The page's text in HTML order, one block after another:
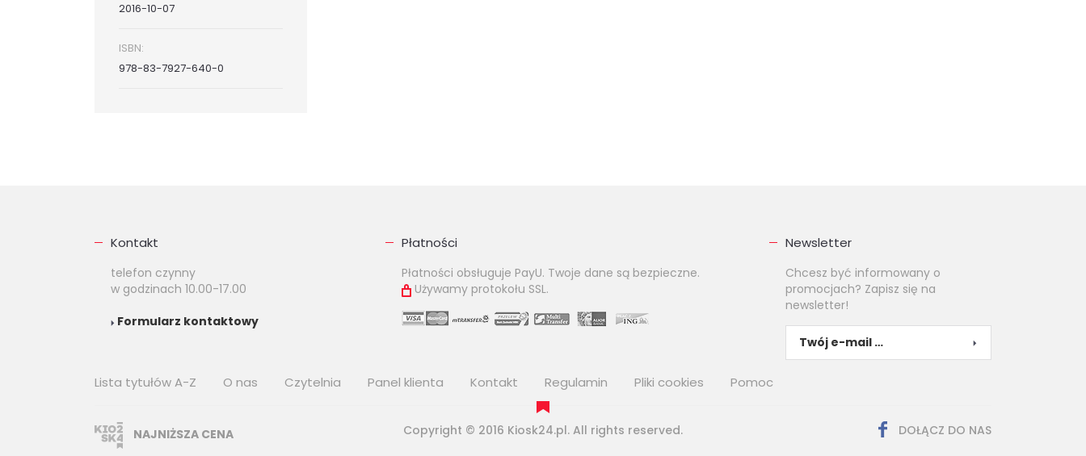
2016-10-07
ISBN:
978-83-7927-640-0
Kontakt
telefon czynny
w godzinach 10.00-17.00
Formularz kontaktowy
Płatności
Płatności obsługuje PayU. Twoje dane są bezpieczne.
Używamy protokołu SSL.
Newsletter
Chcesz być informowany o
promocjach? Zapisz się na
newsletter!
Lista tytułów A-Z O nas Czytelnia Panel klienta Kontakt Regulamin Pliki cookies Pomoc
NAJNIŻSZA CENA Copyright © 2016 Kiosk24.pl. All rights reserved. DOŁĄCZ DO NAS